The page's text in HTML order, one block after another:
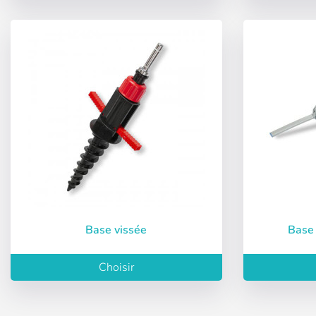
Base vissée
Choisir